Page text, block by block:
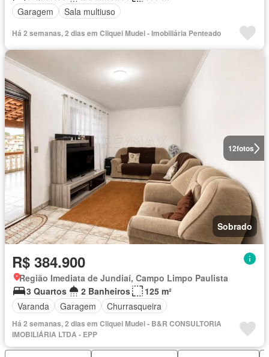
Garagem
Sala multiuso
Há 2 semanas, 2 dias em Cliquei Mudei - Imobiliária Penteado
12fotos
Sobrado
R$ 384.900
Região Imediata de Jundiaí, Campo Limpo Paulista
3 Quartos
2 Banheiros
125 m²
Varanda
Garagem Churrasqueira
Há 2 semanas, 2 dias em Cliquei Mudei - B&R CONSULTORIA
IMOBILIÁRIA LTDA - EPP